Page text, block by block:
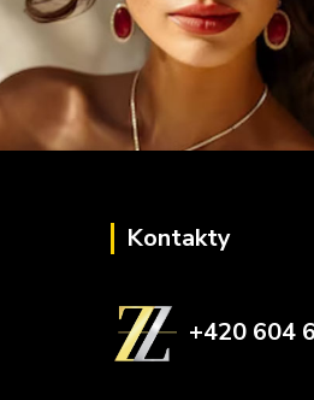
Kontakty
+420 604